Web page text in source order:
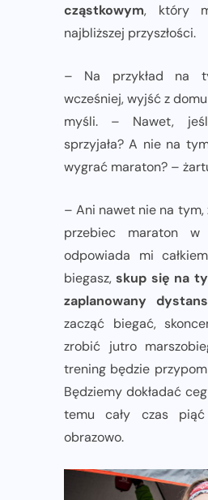
cząstkowym, który
najbliższej przyszłości.
– Na przykład na
wcześniej, wyjść z
myśli. – Nawet,
sprzyjała? A nie na
wygrać maraton? –
– Ani nawet nie na
przebiec maraton
odpowiada mi
biegasz,skup się na
zaplanowany dystans
zacząć biegać,
zrobić jutro
trening będzie
Będziemy dokładać
temu cały czas
obrazowo.